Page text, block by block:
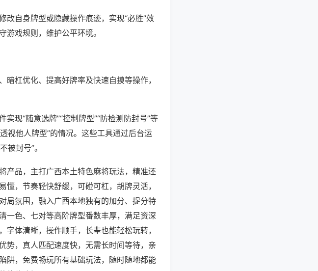
改自身牌型或隐藏操作痕迹，实现“必胜”效
戏规则，维护公平环境。
杠优化、提高好牌率及快速自摸等操作，
现“随意选牌”“控制牌型”“防检测防封号”等
视他人牌型”的情况。这些工具通过后台运
被封号”。
产品，主打广西本土特色麻将玩法，精准还
，节奏轻快舒缓，可碰可杠，胡牌灵活，
局氛围，融入广西本地独有的加分、捉分特
一色、七对等高阶牌型番数丰厚，满足资深
体清晰，操作顺手，长辈也能轻松玩转，
势，真人匹配速度快，无需长时间等待，亲
阱，免费畅玩所有基础玩法，随时随地都能